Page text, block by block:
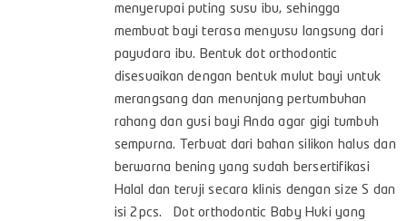
menyerupai puting susu ibu, sehingga
membuat bayi terasa menyusu langsung dari
payudara ibu. Bentuk dot orthodontic
disesuaikan dengan bentuk mulut bayi untuk
merangsang dan menunjang pertumbuhan
rahang dan gusi bayi Anda agar gigi tumbuh
sempurna. Terbuat dari bahan silikon halus dan
berwarna bening yang sudah bersertifikasi
Halal dan teruji secara klinis dengan size S dan
isi 2pcs. Dot orthodontic Baby Huki yang